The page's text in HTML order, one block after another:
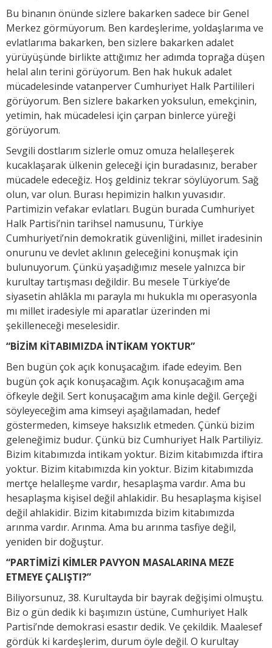
Bu binanın önünde sizlere bakarken sadece bir Genel
Merkez görmüyorum. Ben kardeşlerime, yoldaşlarıma ve
evlatlarıma bakarken, ben sizlere bakarken adalet
yürüyüşünde birlikte attığımız her adımda toprağa düşen
helal alın terini görüyorum. Ben hak hukuk adalet
mücadelesinde vatanperver Cumhuriyet Halk Partilileri
görüyorum. Ben sizlere bakarken yoksulun, emekçinin,
yetimin, hak mücadelesi için çarpan binlerce yüreği
görüyorum.
Sevgili dostlarım sizlerle omuz omuza helalleşerek
kucaklaşarak ülkenin geleceği için buradasınız, beraber
mücadele edeceğiz. Hoş geldiniz tekrar söylüyorum. Sağ
olun, var olun. Burası hepimizin halkın yuvasıdır.
Partimizin vefakar evlatları. Bugün burada Cumhuriyet
Halk Partisi’nin tarihsel namusunu, Türkiye
Cumhuriyeti’nin demokratik güvenliğini, millet iradesinin
onurunu ve devlet aklının geleceğini konuşmak için
bulunuyorum. Çünkü yaşadığımız mesele yalnızca bir
kurultay tartışması değildir. Bu mesele Türkiye’de
siyasetin ahlâkla mı parayla mı hukukla mı operasyonla
mı millet iradesiyle mi aparatlar üzerinden mi
şekilleneceği meselesidir.
“BİZİM KİTABIMIZDA İNTİKAM YOKTUR”
Ben bugün çok açık konuşacağım. ifade edeyim. Ben
bugün çok açık konuşacağım. Açık konuşacağım ama
öfkeyle değil. Sert konuşacağım ama kinle değil. Gerçeği
söyleyeceğim ama kimseyi aşağılamadan, hedef
göstermeden, kimseye haksızlık etmeden. Çünkü bizim
geleneğimiz budur. Çünkü biz Cumhuriyet Halk Partiliyiz.
Bizim kitabımızda intikam yoktur. Bizim kitabımızda iftira
yoktur. Bizim kitabımızda kin yoktur. Bizim kitabımızda
mertçe helalleşme vardır, hesaplaşma vardır. Ama bu
hesaplaşma kişisel değil ahlakidir. Bu hesaplaşma kişisel
değil ahlakidir. Bizim kitabımızda bizim kitabımızda
arınma vardır. Arınma. Ama bu arınma tasfiye değil,
yeniden bir doğuştur.
“PARTİMİZİ KİMLER PAVYON MASALARINA MEZE
ETMEYE ÇALIŞTI?”
Biliyorsunuz, 38. Kurultayda bir bayrak değişimi olmuştu.
Biz o gün dedik ki başımızın üstüne, Cumhuriyet Halk
Partisi’nde demokrasi esastır dedik. Ve çekildik. Maalesef
gördük ki kardeşlerim, durum öyle değil. O kurultay